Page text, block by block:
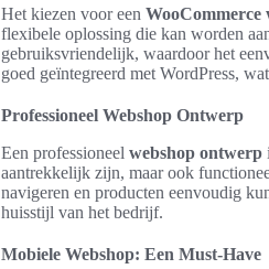
Het kiezen voor een WooCommerce
flexibele oplossing die kan worden
gebruiksvriendelijk, waardoor het
goed geïntegreerd met WordPress,
Professioneel Webshop Ontwerp
Een professioneel webshop ontwerp
aantrekkelijk zijn, maar ook
navigeren en producten eenvoudig
huisstijl van het bedrijf.
Mobiele Webshop: Een Must-Have